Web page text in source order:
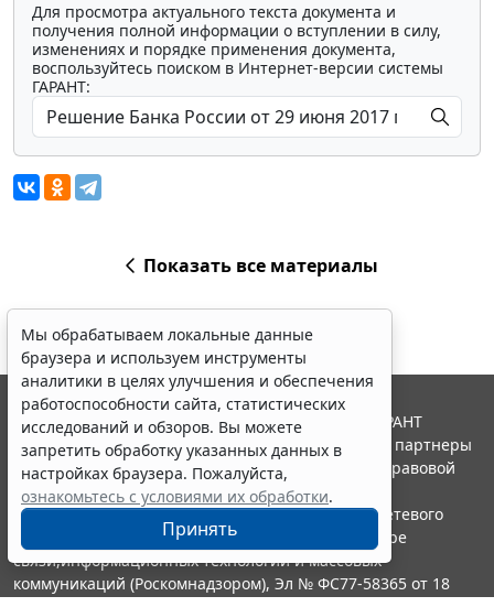
Для просмотра актуального текста документа и
получения полной информации о вступлении в силу,
изменениях и порядке применения документа,
воспользуйтесь поиском в Интернет-версии системы
ГАРАНТ:
Показать все материалы
Мы обрабатываем локальные данные
браузера и используем инструменты
аналитики в целях улучшения и обеспечения
работоспособности сайта, статистических
исследований и обзоров. Вы можете
запретить обработку указанных данных в
настройках браузера. Пожалуйста,
ознакомьтесь с условиями их обработки.
Принять
© ООО "НПП "ГАРАНТ-СЕРВИС", 2026. Система ГАРАНТ
выпускается с 1990 года. Компания "Гарант" и ее партнеры
являются участниками Российской ассоциации правовой
информации ГАРАНТ.
Портал ГАРАНТ.РУ зарегистрирован в качестве сетевого
издания Федеральной службой по надзору в сфере
связи,информационных технологий и массовых
коммуникаций (Роскомнадзором), Эл № ФС77-58365 от 18